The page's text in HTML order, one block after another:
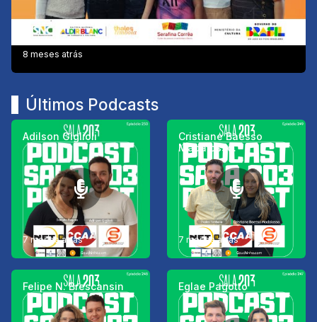
8 meses atrás
Últimos Podcasts
Adilson Giglioli
7 meses atrás
Cristiane Baesso
Madalosso.
7 meses atrás
Felipe N. Brescansin Eglae Pagotto